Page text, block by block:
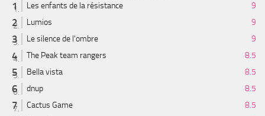
Les enfants de la résistance
9
Lumios
9
Le silence de l'ombre
9
The Peak team rangers
8.5
Bella vista
8.5
dnup
8.5
Cactus Game
8.5